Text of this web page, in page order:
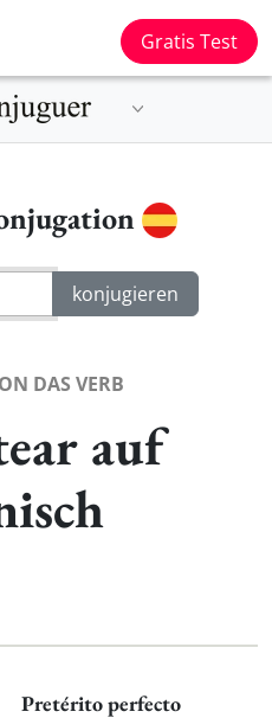
Gratis Test
DAS VERB
auf
Pretérito perfecto